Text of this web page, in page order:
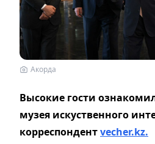
Акорда
Высокие гости
музея искуственного
корреспондентvecher.kz.